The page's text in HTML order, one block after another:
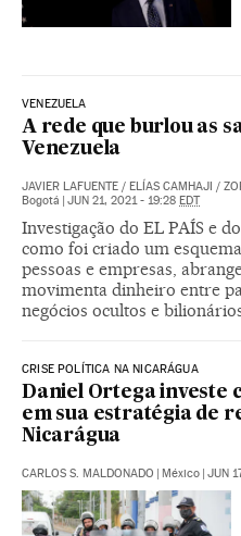
VENEZUELA
A rede que burlou as
Venezuela
JAVIER LAFUENTE / ELÍAS CAMHAJI /
Bogotá
JUN 21, 2021 - 19:28 EDT
Investigação do EL PAÍS e
como foi criado um
pessoas e empresas,
movimenta dinheiro entre
negócios ocultos e
CRISE POLÍTICA NA NICARÁGUA
Daniel Ortega investe
em sua estratégia de
Nicarágua
CARLOS S. MALDONADO México JUN